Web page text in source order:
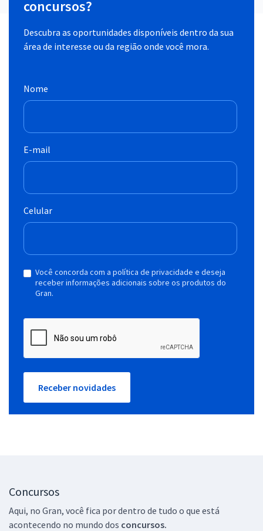
concursos?
Descubra as oportunidades disponíveis dentro da sua
área de interesse ou da região onde você mora.
Nome
E-mail
Celular
Você concorda com a política de privacidade e deseja
receber informações adicionais sobre os produtos do
Gran.
Receber novidades
Concursos
Aqui, no Gran, você fica por dentro de tudo o que está
acontecendo no mundo dos concursos.